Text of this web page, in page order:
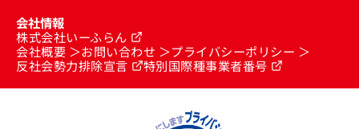
会社情報
株式会社いーふらん
会社概要
お問い合わせ
プライバシーポリシー
反社会勢力排除宣言
特別国際種事業者番号